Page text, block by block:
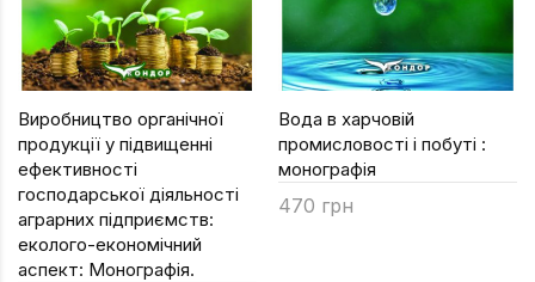
Виробництво органічної
продукції у підвищенні
ефективності
господарської діяльності
аграрних підприємств:
еколого-економічний
аспект: Монографія.
Вода в харчовій
промисловості і побуті :
монографія
470 грн